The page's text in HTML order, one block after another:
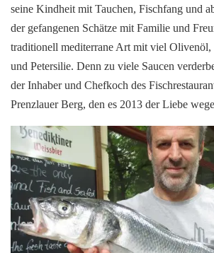
seine Kindheit mit Tauchen, Fischfang und
der gefangenen Schätze mit Familie und
traditionell mediterrane Art mit viel
und Petersilie. Denn zu viele Saucen
der Inhaber und Chefkoch des
Prenzlauer Berg, den es 2013 der Liebe